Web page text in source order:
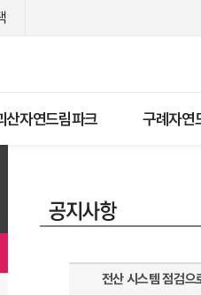
산자연드림파크 구례자연
전산 시스템 점검으